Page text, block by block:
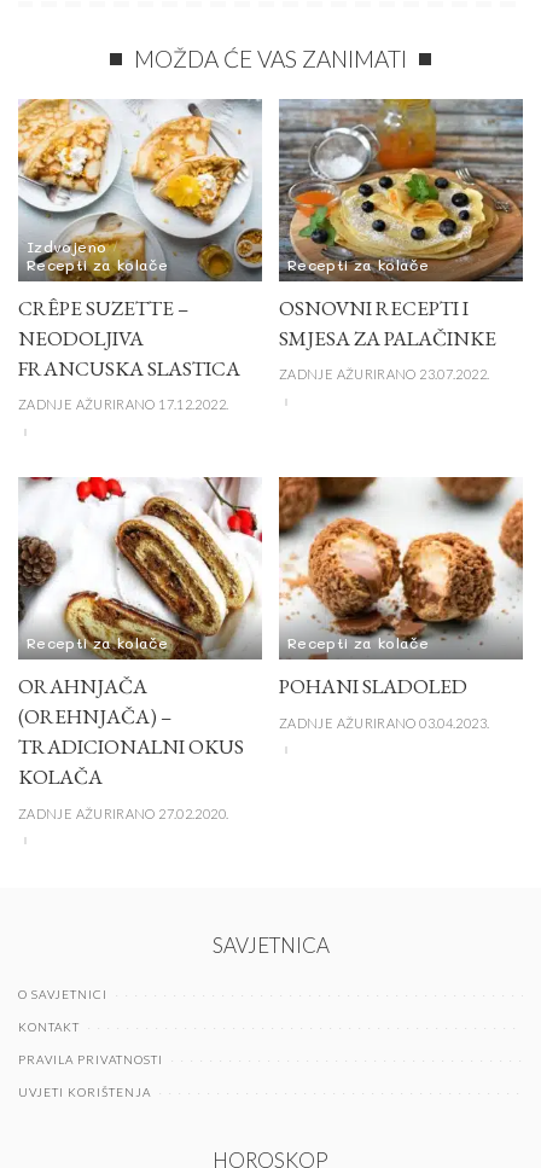
MOŽDA ĆE VAS ZANIMATI
Izdvojeno
Recepti za kolače
CRÊPE SUZETTE –
NEODOLJIVA
FRANCUSKA SLASTICA
ZADNJE AŽURIRANO 17.12.2022.
Recepti za kolače
OSNOVNI RECEPTI I
SMJESA ZA PALAČINKE
ZADNJE AŽURIRANO 23.07.2022.
Recepti za kolače
ORAHNJAČA
(OREHNJAČA) –
TRADICIONALNI OKUS
KOLAČA
ZADNJE AŽURIRANO 27.02.2020.
Recepti za kolače
POHANI SLADOLED
ZADNJE AŽURIRANO 03.04.2023.
SAVJETNICA
O SAVJETNICI
KONTAKT
PRAVILA PRIVATNOSTI
UVJETI KORIŠTENJA
HOROSKOP